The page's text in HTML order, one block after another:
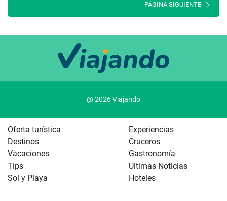
PÁGINA SIGUIENTE
@ 2026 Viajando
Oferta turística
Destinos
Vacaciones
Tips
Sol y Playa
Experiencias
Cruceros
Gastronomía
Ultimas Noticias
Hoteles